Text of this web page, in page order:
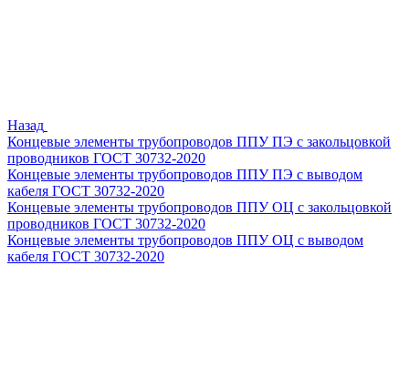
Назад
Концевые элементы трубопроводов ППУ ПЭ с закольцовкой
проводников ГОСТ 30732-2020
Концевые элементы трубопроводов ППУ ПЭ с выводом
кабеля ГОСТ 30732-2020
Концевые элементы трубопроводов ППУ ОЦ с закольцовкой
проводников ГОСТ 30732-2020
Концевые элементы трубопроводов ППУ ОЦ с выводом
кабеля ГОСТ 30732-2020